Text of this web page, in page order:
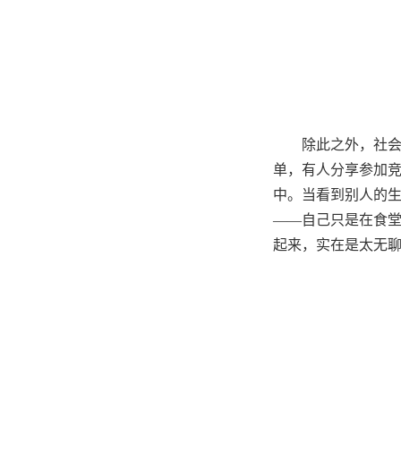
除此之外，社
单，有人分享参加
中。当看到别人的
——自己只是在食堂
起来，实在是太无